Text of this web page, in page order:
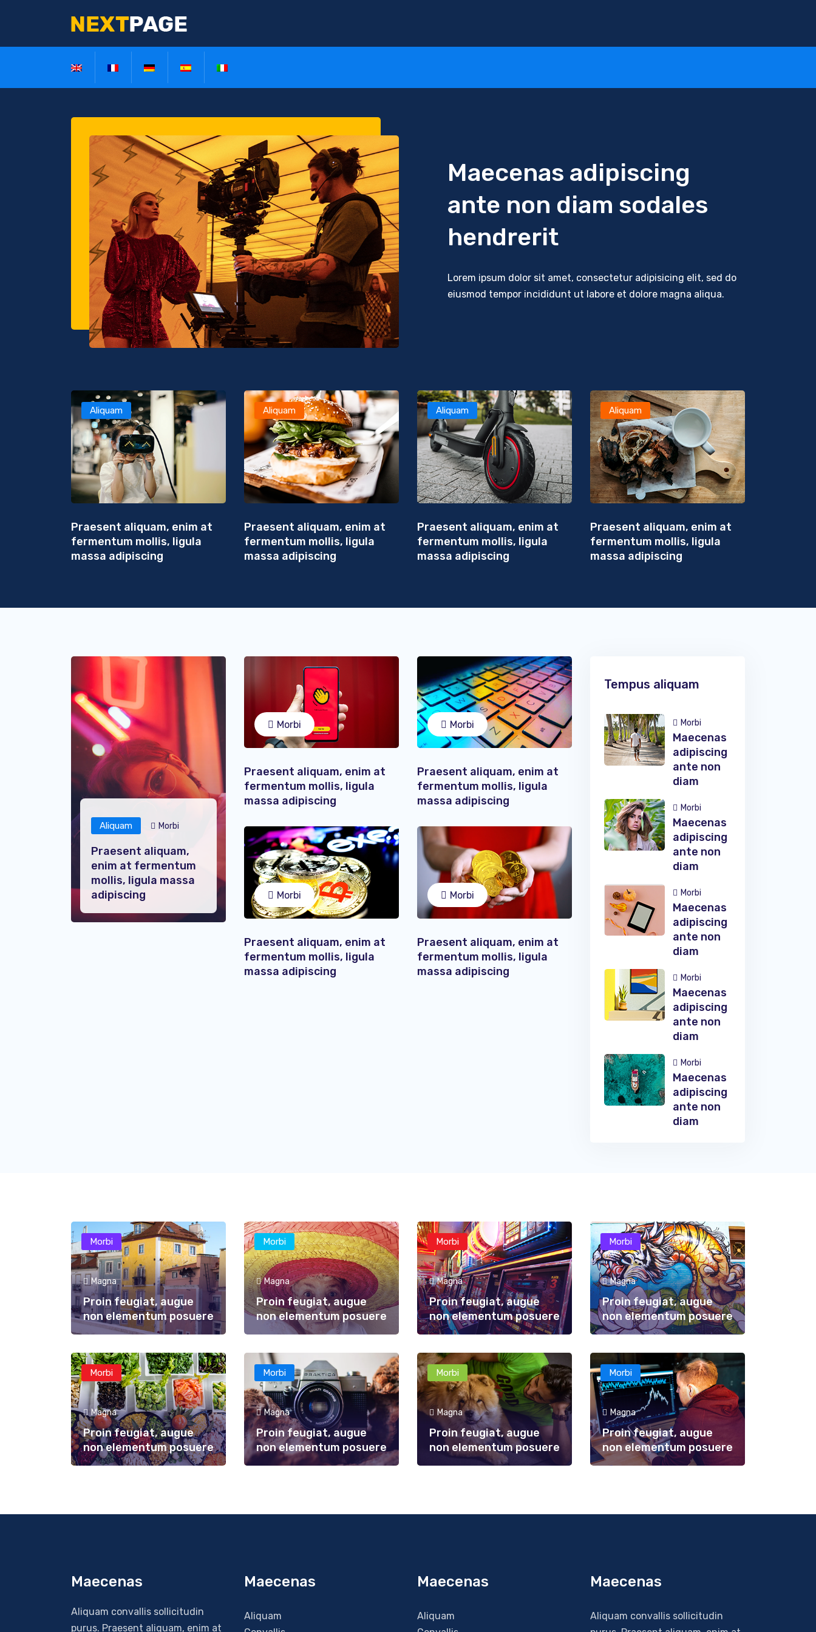
Maecenas adipiscing
ante non diam sodales
hendrerit
Lorem ipsum dolor sit amet, consectetur adipisicing elit, sed do
eiusmod tempor incididunt ut labore et dolore magna aliqua.
Aliquam
Praesent aliquam, enim at
fermentum mollis, ligula
massa adipiscing
Aliquam
Praesent aliquam, enim at
fermentum mollis, ligula
massa adipiscing
Aliquam
Praesent aliquam, enim at
fermentum mollis, ligula
massa adipiscing
Aliquam
Praesent aliquam, enim at
fermentum mollis, ligula
massa adipiscing
Aliquam Morbi
Praesent aliquam,
enim at fermentum
mollis, ligula massa
adipiscing
Morbi
Praesent aliquam, enim at
fermentum mollis, ligula
massa adipiscing
Morbi
Praesent aliquam, enim at
fermentum mollis, ligula
massa adipiscing
Morbi
Praesent aliquam, enim at
fermentum mollis, ligula
massa adipiscing
Morbi
Praesent aliquam, enim at
fermentum mollis, ligula
massa adipiscing
Tempus aliquam
Morbi
Maecenas
adipiscing
ante non
diam
Morbi
Maecenas
adipiscing
ante non
diam
Morbi
Maecenas
adipiscing
ante non
diam
Morbi
Maecenas
adipiscing
ante non
diam
Morbi
Maecenas
adipiscing
ante non
diam
Morbi
Magna
Proin feugiat, augue
non elementum posuere
Morbi
Magna
Proin feugiat, augue
non elementum posuere
Morbi
Magna
Proin feugiat, augue
non elementum posuere
Morbi
Magna
Proin feugiat, augue
non elementum posuere
Morbi
Magna
Proin feugiat, augue
non elementum posuere
Morbi
Magna
Proin feugiat, augue
non elementum posuere
Morbi
Magna
Proin feugiat, augue
non elementum posuere
Morbi
Magna
Proin feugiat, augue
non elementum posuere
Maecenas
Aliquam convallis sollicitudin
purus. Praesent aliquam, enim at
Maecenas
Aliquam
Maecenas
Aliquam
Maecenas
Aliquam convallis sollicitudin